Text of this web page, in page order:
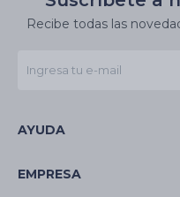
Recibe todas las
AYUDA
EMPRESA